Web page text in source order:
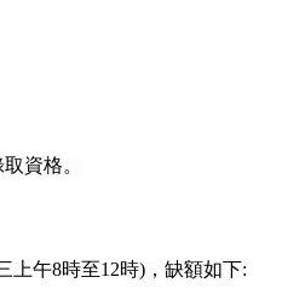
資格。
上午8時至12時)，缺額如下: